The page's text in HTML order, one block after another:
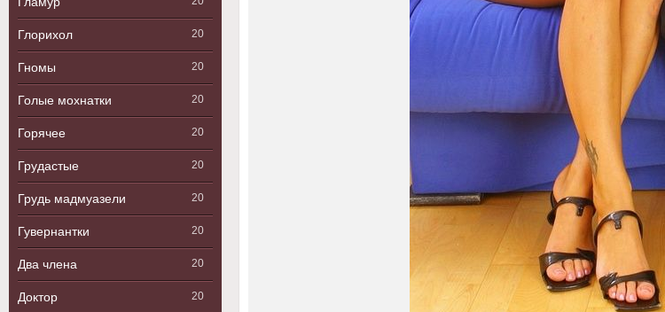
Глорихол 20
Гномы 20
Голые мохнатки 20
Горячее 20
Грудастые 20
Грудь мадмуазели 20
Гувернантки 20
Два члена 20
Доктор 20